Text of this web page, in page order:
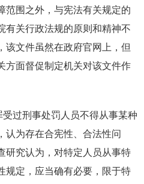
范围之外，与宪法有关规定的
有关行政法规的原则和精神不
该文件虽然在政府官网上，但
方面督促制定机关对该文件作
过刑事处罚人员不得从事某种
认为存在合宪性、合法性问
研究认为，对特定人员从事特
规定，应当确有必要，限于特